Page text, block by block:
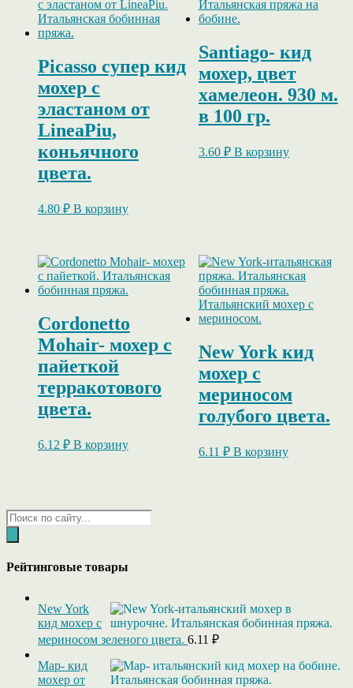
Picasso супер кид
мохер с
эластаном от
LineaPiu,
коньячного
цвета.
4.80 ₽ В корзину
Santiago- кид
мохер, цвет
хамелеон. 930 м.
в 100 гр.
3.60 ₽ В корзину
Cordonetto
Mohair- мохер с
пайеткой
терракотового
цвета.
6.12 ₽ В корзину
New York кид
мохер с
мериносом
голубого цвета.
6.11 ₽ В корзину
Поиск
товаров
Рейтинговые товары
New York
кид мохер с
мериносом зеленого цвета. 6.11 ₽
Map- кид
мохер от